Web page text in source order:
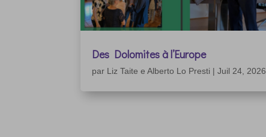
Des Dolomites à l’Europe
par Liz Taite e Alberto Lo Presti |Juil 24, 2026